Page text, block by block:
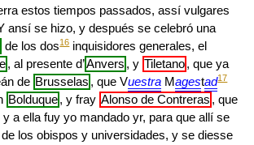
estos tiempos passados, assí vulgares
ansí se hizo, y después se celebró una
de los dos16inquisidores generales, el
, al presente d’Anvers , y Tiletano, que ya
de Brusselas , que Vuestra Magestad17
Bolduque, y fray Alonso de Contreras , que
a ella fuy yo mandado yr, para que allí se
los obispos y universidades, y se diesse